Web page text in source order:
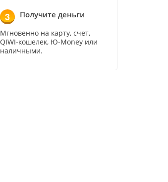
3 Получите деньги
Мгновенно на карту, счет,
QIWI-кошелек, Ю-Money или
наличными.